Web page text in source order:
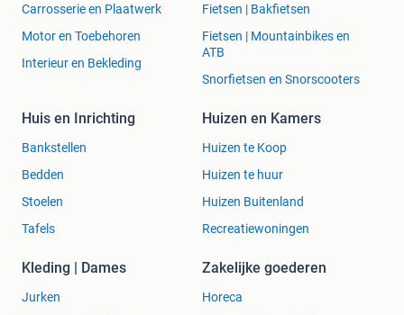
Carrosserie en Plaatwerk
Motor en Toebehoren
Interieur en Bekleding
Fietsen | Bakfietsen
Fietsen | Mountainbikes en
ATB
Snorfietsen en Snorscooters
Huis en Inrichting
Bankstellen
Bedden
Stoelen
Tafels
Huizen en Kamers
Huizen te Koop
Huizen te huur
Huizen Buitenland
Recreatiewoningen
Kleding | Dames
Jurken
Zakelijke goederen
Horeca